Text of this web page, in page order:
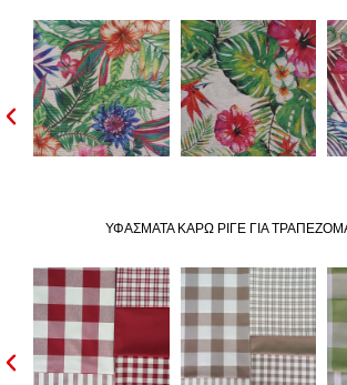
ΥΦΑΣΜΑΤΑ ΚΑΡΩ ΡΙΓΕ ΓΙΑ